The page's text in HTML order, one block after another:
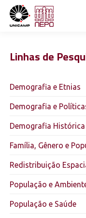
Linhas de
Demografia e Etnias
Demografia e
Demografia Histórica
Família, Gênero e
Redistribuição
População e
População e Saúde